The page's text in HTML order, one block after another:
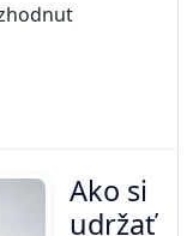
Ako si
udržať